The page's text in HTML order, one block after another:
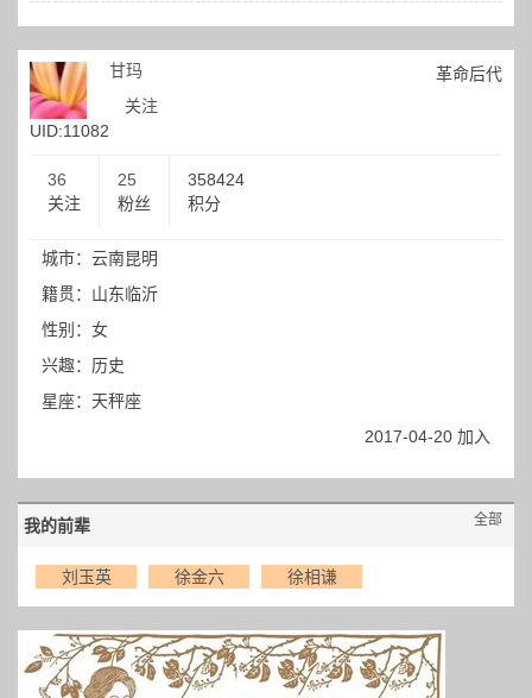
UID:11082
甘玛
关注
革命后代
36
关注
25
粉丝
358424
积分
城市：云南昆明
籍贯：山东临沂
性别：女
兴趣：历史
星座：天秤座
2017-04-20 加入
我的前辈 全部
刘玉英 徐金六 徐相谦